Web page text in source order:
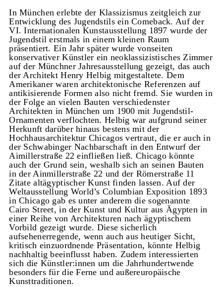
In München erlebte der Klassizismus zeitgleich zur
Entwicklung des Jugendstils ein Comeback. Auf der
VI. Internationalen Kunstausstellung 1897 wurde der
Jugendstil erstmals in einem kleinen Raum
präsentiert. Ein Jahr später wurde vonseiten
konservativer Künstler ein neoklassizistisches Zimmer
auf der Münchner Jahresausstellung gezeigt, das auch
der Architekt Henry Helbig mitgestaltete. Dem
Amerikaner waren architektonische Referenzen auf
antikisierende Formen also nicht fremd. Sie wurden in
der Folge an vielen Bauten verschiedenster
Architekten in München um 1900 mit Jugendstil-
Ornamenten verflochten. Helbig war aufgrund seiner
Herkunft darüber hinaus bestens mit der
Hochhausarchitektur Chicagos vertraut, die er auch in
der Schwabinger Nachbarschaft in den Entwurf der
Aimillerstraße 22 einfließen ließ. Chicago könnte
auch der Grund sein, weshalb sich an seinen Bauten
in der Ainmillerstraße 22 und der Römerstraße 11
Zitate altägyptischer Kunst finden lassen. Auf der
Weltausstellung World’s Columbian Exposition 1893
in Chicago gab es unter anderem die sogenannte
Cairo Street, in der Kunst und Kultur aus Ägypten in
einer Reihe von Architekturen nach ägyptischem
Vorbild gezeigt wurde. Diese sicherlich
aufsehenerregende, wenn auch aus heutiger Sicht,
kritisch einzuordnende Präsentation, könnte Helbig
nachhaltig beeinflusst haben. Zudem interessierten
sich die Künstler:innen um die Jahrhundertwende
besonders für die Ferne und außereuropäische
Kunsttraditionen.